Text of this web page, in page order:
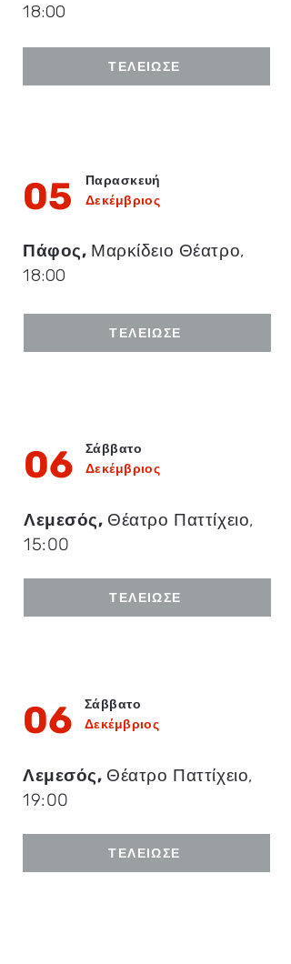
18:00
ΤΕΛΕΊΩΣΕ
ΤΕΛΕΊΩΣΕ
05
Παρασκευή
Δεκέμβριος
Πάφος, Μαρκίδειο Θέατρο,
18:00
06
Σάββατο
Δεκέμβριος
ΤΕΛΕΊΩΣΕ
Λεμεσός, Θέατρο Παττίχειο,
15:00
06
Σάββατο
Δεκέμβριος
Λεμεσός, Θέατρο Παττίχειο,
19:00
ΤΕΛΕΊΩΣΕ